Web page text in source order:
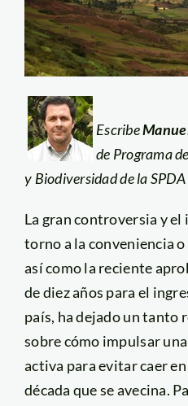
Escribe
de Programa
y Biodiversidad de la SPDA
La gran controversia y el
torno a la conveniencia
así como la reciente
de diez años para el
país, ha dejado un tanto
sobre cómo impulsar
activa para evitar caer
década que se avecina.